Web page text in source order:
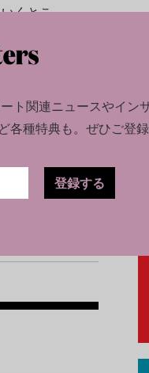
くとこ
ト関連ニュースやイン
各種特典も。ぜひご登
登録する